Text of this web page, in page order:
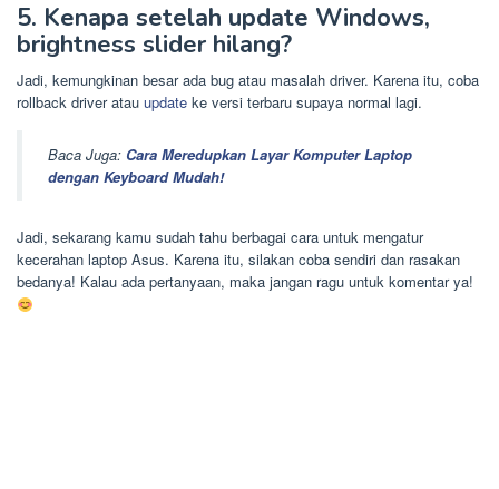
5. Kenapa setelah update Windows,
brightness slider hilang?
Jadi, kemungkinan besar ada bug atau masalah driver. Karena itu, coba
rollback driver atau update ke versi terbaru supaya normal lagi.
Baca Juga: Cara Meredupkan Layar Komputer Laptop
dengan Keyboard Mudah!
Jadi, sekarang kamu sudah tahu berbagai cara untuk mengatur
kecerahan laptop Asus. Karena itu, silakan coba sendiri dan rasakan
bedanya! Kalau ada pertanyaan, maka jangan ragu untuk komentar ya!